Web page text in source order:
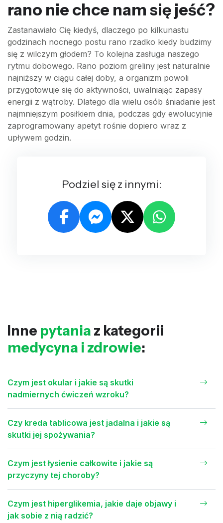
rano nie chce nam się jeść?
Zastanawiało Cię kiedyś, dlaczego po kilkunastu
godzinach nocnego postu rano rzadko kiedy budzimy
się z wilczym głodem? To kolejna zasługa naszego
rytmu dobowego. Rano poziom greliny jest naturalnie
najniższy w ciągu całej doby, a organizm powoli
przygotowuje się do aktywności, uwalniając zapasy
energii z wątroby. Dlatego dla wielu osób śniadanie jest
najmniejszym posiłkiem dnia, podczas gdy ewolucyjnie
zaprogramowany apetyt rośnie dopiero wraz z
upływem godzin.
Podziel się z innymi:
Inne pytania z kategorii
medycyna i zdrowie:
Czym jest okular i jakie są skutki
nadmiernych ćwiczeń wzroku?
Czy kreda tablicowa jest jadalna i jakie są
skutki jej spożywania?
Czym jest łysienie całkowite i jakie są
przyczyny tej choroby?
Czym jest hiperglikemia, jakie daje objawy i
jak sobie z nią radzić?